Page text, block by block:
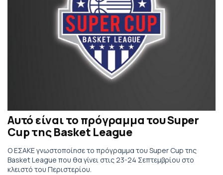
Αυτό είναι το πρόγραμμα του Super
Cup της Basket League
Ο ΕΣΑΚΕ γνωστοποίησε το πρόγραμμα του Super Cup της
Basket League που θα γίνει στις 23-24 Σεπτεμβρίου στο
κλειστό του Περιστερίου.